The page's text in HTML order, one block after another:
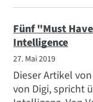
vorgestellt hatte.
Geräteangebot,
sorgte für
Verkauf von
von dem, was er
Fünf "Must
Intelligence
27. Mai 2019
Dieser Artikel
von Digi, spricht